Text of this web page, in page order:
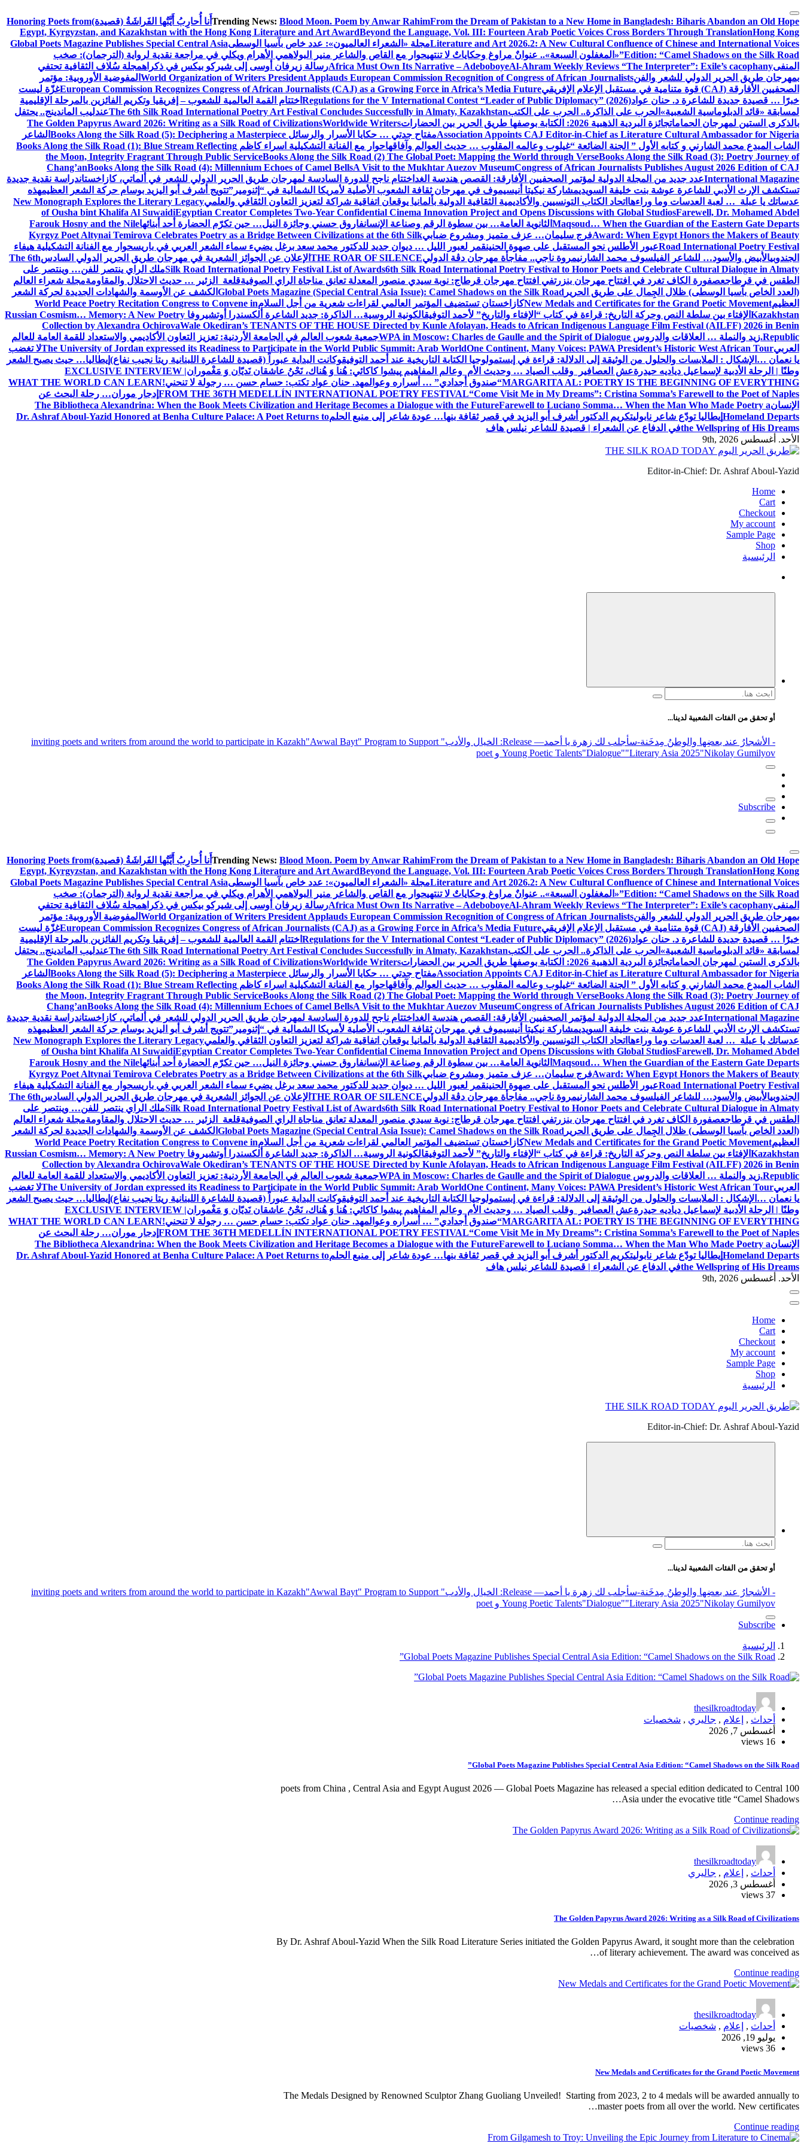
التجاوز
إلى
المحتوى
Trending News: Blood Moon. Poem by Anwar RahimFrom the Dream of Pakistan to a New Home in Bangladesh: Biharis Abandon an Old Hope أَنا أُحارِبُ أَيَّتُها الفَراشَةُ (قصيدة)Honoring Poets from
Egypt, Kyrgyzstan, and Kazakhstan with the Hong Kong Literature and Art AwardBeyond the Language, Vol. III: Fourteen Arab Poetic Voices Cross Borders Through TranslationHong Kong
Literature and Art 2026.2: A New Cultural Confluence of Chinese and International Voicesمجلة «الشعراء العالميون»: عدد خاص بآسيا الوسطىGlobal Poets Magazine Publishes Special Central Asia
Edition: “Camel Shadows on the Silk Road” «المغفلون السبعة».. عنوانٌ مراوغ وحكاياتٌ لا تنتهيحوار مع القاص والشاعر منير البولاهمي الأهرام ويكلي في مراجعة نقدية لرواية (الترجمان): صخب
المنفى
Africa Must Own Its Narrative – AdeboboyeAl-Ahram Weekly Reviews “The Interpreter”: Exile’s cacophany رسالة زيرفان أوسى إلى شيركو بيكس في ذكراهمجلة سُلاف الثقافية تحتفي
بمهرجان طريق الحرير الدولي للشعر والفنWorld Organization of Writers President Applauds European Commission Recognition of Congress of African Journalists المفوضية الأوروبية: مؤتمر
الصحفيين الأفارقة (CAJ) قوة متنامية في مستقبل الإعلام الإفريقي
European Commission Recognizes Congress of African Journalists (CAJ) as a Growing Force in Africa’s Media Futureغزّة ليست
خبرًا … قصيدة جديدة للشاعرة د. حنان عوادRegulations for the V International Contest “Leader of Public Diplomacy” (2026) اختتام القمة العالمية للشعوب – إفريقيا وتكريم الفائزين بالمرحلة الإقليمية
لمسابقة «قائد الدبلوماسية الشعبية» الحرب على الذاكرة.. الحرب على الكتبThe 6th Silk Road International Poetry Art Festival Concludes Successfully in Almaty, Kazakhstanعندليب الماندينج.. يحتفل
بالذكرى الستين لمهرجان الحماماتجائزة البردية الذهبية 2026: الكتابة بوصفها طريق الحرير بين الحضارات The Golden Papyrus Award 2026: Writing as a Silk Road of CivilizationsWorldwide Writers
Association Appoints CAJ Editor-in-Chief as Literature Cultural Ambassador for Nigeriaمفتاح جدتي … حكايا الأسرار والرسائل Books Along the Silk Road (5): Deciphering a Masterpiece الشاعر
الشاب المبدع محمد الشارني و كتابه الأول ” الجنة الضائعة “غيلوب وعالمه المقلوب … حديث العوالم وآفاقهاحوار مع الفنانة التشكيلية اسراء كاظم Books Along the Silk Road (1): Blue Stream Reflecting
the Moon, Integrity Fragrant Through Public ServiceBooks Along the Silk Road (2) The Global Poet: Mapping the World through VerseBooks Along the Silk Road (3): Poetry Journey of
Chang’anBooks Along the Silk Road (4): Millennium Echoes of Camel BellsA Visit to the Mukhtar Auezov MuseumCongress of African Journalists Publishes August 2026 Edition of CAJ
International Magazineعدد جديد من المجلة الدولية لمؤتمر الصحفيين الأفارقة: القصص هندسة الغد اختتام ناجح للدورة السادسة لمهرجان طريق الحرير الدولي للشعر في ألماتي، كازاخستاندراسة نقدية جديدة
تستكشف الإرث الأدبي للشاعرة عوشة بنت خليفة السويديمشاركة نيكيتا أنيسيموف في مهرجان ثقافة الشعوب الأصلية لأمريكا الشمالية في “إثنومير”تتويج أشرف أبو اليزيد بوسام حركة الشعر العظيمهذه
عدساتك يا عبلة … لعبة العدسات وما وراءها اتحاد الكتاب التونسيين والأكاديمية الثقافية الدولية بألمانيا يوقعان اتفاقية شراكة لتعزيز التعاون الثقافي والعلميNew Monograph Explores the Literary Legacy
of Ousha bint Khalifa Al SuwaidiEgyptian Creator Completes Two-Year Confidential Cinema Innovation Project and Opens Discussions with Global StudiosFarewell, Dr. Mohamed Abdel
Maqsoud… When the Guardian of the Eastern Gate Departs الثانوية العامة… بين سطوة الرقم وصناعة الإنسانفاروق حسني وجائزة النيل… حين تكرّم الحضارة أحد أبنائهاFarouk Hosny and the Nile
Award: When Egypt Honors the Makers of Beautyفرج سليمان… عزف متميز ومشروع ضبابيKyrgyz Poet Altynai Temirova Celebrates Poetry as a Bridge Between Civilizations at the 6th Silk
Road International Poetry Festivalعبور الأطلس نحو المستقبل على صهوة الحنينقمر لعبور الليل … ديوان جديد للدكتور محمد سعد برغل يضيء سماء الشعر العربي في باريسحوار مع الفنانة التشكيلية هيفاء
الجندوبيالأبيض والأسود… للشاعر الفيلسوف محمد الشارنيمروة ناجي.. مفاجأة مهرجان دڨة الدوليTHE ROAR OF SILENCE الإعلان عن الجوائز الشعرية في مهرجان طريق الحرير الدولي السادسThe 6th
Silk Road International Poetry Festival List of Awards6th Silk Road International Poetry Festival to Honor Poets and Celebrate Cultural Dialogue in Almaty
ملك الراي ينتصر للفن… وينتصر على
الطقس في قرطاجعصفورة الكاف تغرد في افتتاح مهرجان بنزرتفي افتتاح مهرجان قرطاج: نوبة سيدي منصور المعدلة تعانق مناجاة الراي الصوفيةقلعة الزئير … حديث الاحتلال والمقاومةمجلة شعراء العالم
(العدد الخاص بآسيا الوسطى) ظلال الجِمال على طريق الحرير Global Poets Magazine (Special Central Asia Issue): Camel Shadows on the Silk Road الكشف عن الأوسمة والشهادات الجديدة لحركة الشعر
العظيمNew Medals and Certificates for the Grand Poetic Movementكازاخستان تستضيف المؤتمر العالمي لقراءات شعرية من أجل السلامWorld Peace Poetry Recitation Congress to Convene in
Kazakhstan الإفتاء بين سلطة النص وحركة التاريخ: قراءة في كتاب “الإفتاء والتاريخ” لأحمد التوفيقالكونية الروسية… الذاكرة: جديد الشاعرة ألكسندرا أوتشيروفا Russian Cosmism… Memory: A New Poetry
Collection by Alexandra OchirovaWale Okediran’s TENANTS OF THE HOUSE Directed by Kunle Afolayan, Heads to African Indigenous Language Film Festival (AILFF) 2026 in Benin
Republic. زيد والنملة … العلاقات والدروس WPA in Moscow: Charles de Gaulle and the Spirit of Dialogueجمعية شعوب العالم في الجامعة الأردنية: تعزيز التعاون الأكاديمي والاستعداد للقمة العامة للعالم
العربي
The University of Jordan expressed its Readiness to Participate in the World Public Summit: Arab WorldOne Continent, Many Voices: PAWA President’s Historic West African Tour
لا تغضب
يا نعمان …الإشكال : الملابسات والحلول من الوثيقة إلى الدلالة: قراءة في إبستمولوجيا الكتابة التاريخية عند أحمد التوفيقوكانت البداية عبوراً (قصيدة للشاعرة اللبنانية ريتا نجيب نفاع) إيطاليا… حيث يصبح الشعر
وطنًا | الرحلة الأدبية لإسماعيل دياديه حيدرةعش العصافير وقلب الصياد … وحديث الأم وعالم المفاهيم پیشوا کاکائي: هُنا وَ هُناك، نَحْنُ عاشقان نَديّان وَ مَغْمورانEXCLUSIVE INTERVIEW |
MARGARITA AL: POETRY IS THE BEGINNING OF EVERYTHING“صندوق أجدادي” … أسراره وعوالمهد. حنان عواد تكتب: حسام حسن … رجولة لا تنحني!WHAT THE WORLD CAN LEARN
FROM THE 36TH MEDELLÍN INTERNATIONAL POETRY FESTIVAL“Come Visit Me in My Dreams”: Cristina Somma’s Farewell to the Poet of Naples
إدجار موران… رحلة البحث عن
الإنسان
The Bibliotheca Alexandrina: When the Book Meets Civilization and Heritage Becomes a Dialogue with the FutureFarewell to Luciano Somma… When the Man Who Made Poetry a
Homeland Departs إيطاليا تودّع شاعر نابوليتكريم الدكتور أشرف أبو اليزيد في قصر ثقافة بنها… عودة شاعر إلى منبع الحلمDr. Ashraf Aboul-Yazid Honored at Benha Culture Palace: A Poet Returns to
the Wellspring of His Dreamsفي الدفاع عن الشعراء | قصيدة للشاعر نيلس هاف
الأحد. أغسطس 9th, 2026
Editor-in-Chief: Dr. Ashraf Aboul-Yazid
Home
Cart
Checkout
My account
Sample Page
Shop
الرئيسية
البحث
أو تحقق من الفئات الشعبية لدينا...
- الأشجارُ عند بعضِها والوطنُ مِدخَنة-سأجلب لك زهرة يا أحمد— Release : الخيال والأدب" inviting poets and writers from around the world to participate in Kazakh
"Awwal Bayt" Program to Support
Young Poetic Talents"Dialogue""Literary Asia 2025"Nikolay Gumilyov و poet
Subscribe
Trending News: Blood Moon. Poem by Anwar RahimFrom the Dream of Pakistan to a New Home in Bangladesh: Biharis Abandon an Old Hope أَنا أُحارِبُ أَيَّتُها الفَراشَةُ (قصيدة)Honoring Poets from
Egypt, Kyrgyzstan, and Kazakhstan with the Hong Kong Literature and Art AwardBeyond the Language, Vol. III: Fourteen Arab Poetic Voices Cross Borders Through TranslationHong Kong
Literature and Art 2026.2: A New Cultural Confluence of Chinese and International Voicesمجلة «الشعراء العالميون»: عدد خاص بآسيا الوسطىGlobal Poets Magazine Publishes Special Central Asia
Edition: “Camel Shadows on the Silk Road” «المغفلون السبعة».. عنوانٌ مراوغ وحكاياتٌ لا تنتهيحوار مع القاص والشاعر منير البولاهمي الأهرام ويكلي في مراجعة نقدية لرواية (الترجمان): صخب
المنفى
Africa Must Own Its Narrative – AdeboboyeAl-Ahram Weekly Reviews “The Interpreter”: Exile’s cacophany رسالة زيرفان أوسى إلى شيركو بيكس في ذكراهمجلة سُلاف الثقافية تحتفي
بمهرجان طريق الحرير الدولي للشعر والفنWorld Organization of Writers President Applauds European Commission Recognition of Congress of African Journalists المفوضية الأوروبية: مؤتمر
الصحفيين الأفارقة (CAJ) قوة متنامية في مستقبل الإعلام الإفريقي
European Commission Recognizes Congress of African Journalists (CAJ) as a Growing Force in Africa’s Media Futureغزّة ليست
خبرًا … قصيدة جديدة للشاعرة د. حنان عوادRegulations for the V International Contest “Leader of Public Diplomacy” (2026) اختتام القمة العالمية للشعوب – إفريقيا وتكريم الفائزين بالمرحلة الإقليمية
لمسابقة «قائد الدبلوماسية الشعبية» الحرب على الذاكرة.. الحرب على الكتبThe 6th Silk Road International Poetry Art Festival Concludes Successfully in Almaty, Kazakhstanعندليب الماندينج.. يحتفل
بالذكرى الستين لمهرجان الحماماتجائزة البردية الذهبية 2026: الكتابة بوصفها طريق الحرير بين الحضارات The Golden Papyrus Award 2026: Writing as a Silk Road of CivilizationsWorldwide Writers
Association Appoints CAJ Editor-in-Chief as Literature Cultural Ambassador for Nigeriaمفتاح جدتي … حكايا الأسرار والرسائل Books Along the Silk Road (5): Deciphering a Masterpiece الشاعر
الشاب المبدع محمد الشارني و كتابه الأول ” الجنة الضائعة “غيلوب وعالمه المقلوب … حديث العوالم وآفاقهاحوار مع الفنانة التشكيلية اسراء كاظم Books Along the Silk Road (1): Blue Stream Reflecting
the Moon, Integrity Fragrant Through Public ServiceBooks Along the Silk Road (2) The Global Poet: Mapping the World through VerseBooks Along the Silk Road (3): Poetry Journey of
Chang’anBooks Along the Silk Road (4): Millennium Echoes of Camel BellsA Visit to the Mukhtar Auezov MuseumCongress of African Journalists Publishes August 2026 Edition of CAJ
International Magazineعدد جديد من المجلة الدولية لمؤتمر الصحفيين الأفارقة: القصص هندسة الغد اختتام ناجح للدورة السادسة لمهرجان طريق الحرير الدولي للشعر في ألماتي، كازاخستاندراسة نقدية جديدة
تستكشف الإرث الأدبي للشاعرة عوشة بنت خليفة السويديمشاركة نيكيتا أنيسيموف في مهرجان ثقافة الشعوب الأصلية لأمريكا الشمالية في “إثنومير”تتويج أشرف أبو اليزيد بوسام حركة الشعر العظيمهذه
عدساتك يا عبلة … لعبة العدسات وما وراءها اتحاد الكتاب التونسيين والأكاديمية الثقافية الدولية بألمانيا يوقعان اتفاقية شراكة لتعزيز التعاون الثقافي والعلميNew Monograph Explores the Literary Legacy
of Ousha bint Khalifa Al SuwaidiEgyptian Creator Completes Two-Year Confidential Cinema Innovation Project and Opens Discussions with Global StudiosFarewell, Dr. Mohamed Abdel
Maqsoud… When the Guardian of the Eastern Gate Departs الثانوية العامة… بين سطوة الرقم وصناعة الإنسانفاروق حسني وجائزة النيل… حين تكرّم الحضارة أحد أبنائهاFarouk Hosny and the Nile
Award: When Egypt Honors the Makers of Beautyفرج سليمان… عزف متميز ومشروع ضبابيKyrgyz Poet Altynai Temirova Celebrates Poetry as a Bridge Between Civilizations at the 6th Silk
Road International Poetry Festivalعبور الأطلس نحو المستقبل على صهوة الحنينقمر لعبور الليل … ديوان جديد للدكتور محمد سعد برغل يضيء سماء الشعر العربي في باريسحوار مع الفنانة التشكيلية هيفاء
الجندوبيالأبيض والأسود… للشاعر الفيلسوف محمد الشارنيمروة ناجي.. مفاجأة مهرجان دڨة الدوليTHE ROAR OF SILENCE الإعلان عن الجوائز الشعرية في مهرجان طريق الحرير الدولي السادسThe 6th
Silk Road International Poetry Festival List of Awards6th Silk Road International Poetry Festival to Honor Poets and Celebrate Cultural Dialogue in Almaty
ملك الراي ينتصر للفن… وينتصر على
الطقس في قرطاجعصفورة الكاف تغرد في افتتاح مهرجان بنزرتفي افتتاح مهرجان قرطاج: نوبة سيدي منصور المعدلة تعانق مناجاة الراي الصوفيةقلعة الزئير … حديث الاحتلال والمقاومةمجلة شعراء العالم
(العدد الخاص بآسيا الوسطى) ظلال الجِمال على طريق الحرير Global Poets Magazine (Special Central Asia Issue): Camel Shadows on the Silk Road الكشف عن الأوسمة والشهادات الجديدة لحركة الشعر
العظيمNew Medals and Certificates for the Grand Poetic Movementكازاخستان تستضيف المؤتمر العالمي لقراءات شعرية من أجل السلامWorld Peace Poetry Recitation Congress to Convene in
Kazakhstan الإفتاء بين سلطة النص وحركة التاريخ: قراءة في كتاب “الإفتاء والتاريخ” لأحمد التوفيقالكونية الروسية… الذاكرة: جديد الشاعرة ألكسندرا أوتشيروفا Russian Cosmism… Memory: A New Poetry
Collection by Alexandra OchirovaWale Okediran’s TENANTS OF THE HOUSE Directed by Kunle Afolayan, Heads to African Indigenous Language Film Festival (AILFF) 2026 in Benin
Republic. زيد والنملة … العلاقات والدروس WPA in Moscow: Charles de Gaulle and the Spirit of Dialogueجمعية شعوب العالم في الجامعة الأردنية: تعزيز التعاون الأكاديمي والاستعداد للقمة العامة للعالم
العربي
The University of Jordan expressed its Readiness to Participate in the World Public Summit: Arab WorldOne Continent, Many Voices: PAWA President’s Historic West African Tour
لا تغضب
يا نعمان …الإشكال : الملابسات والحلول من الوثيقة إلى الدلالة: قراءة في إبستمولوجيا الكتابة التاريخية عند أحمد التوفيقوكانت البداية عبوراً (قصيدة للشاعرة اللبنانية ريتا نجيب نفاع) إيطاليا… حيث يصبح الشعر
وطنًا | الرحلة الأدبية لإسماعيل دياديه حيدرةعش العصافير وقلب الصياد … وحديث الأم وعالم المفاهيم پیشوا کاکائي: هُنا وَ هُناك، نَحْنُ عاشقان نَديّان وَ مَغْمورانEXCLUSIVE INTERVIEW |
MARGARITA AL: POETRY IS THE BEGINNING OF EVERYTHING“صندوق أجدادي” … أسراره وعوالمهد. حنان عواد تكتب: حسام حسن … رجولة لا تنحني!WHAT THE WORLD CAN LEARN
FROM THE 36TH MEDELLÍN INTERNATIONAL POETRY FESTIVAL“Come Visit Me in My Dreams”: Cristina Somma’s Farewell to the Poet of Naples
إدجار موران… رحلة البحث عن
الإنسان
The Bibliotheca Alexandrina: When the Book Meets Civilization and Heritage Becomes a Dialogue with the FutureFarewell to Luciano Somma… When the Man Who Made Poetry a
Homeland Departs إيطاليا تودّع شاعر نابوليتكريم الدكتور أشرف أبو اليزيد في قصر ثقافة بنها… عودة شاعر إلى منبع الحلمDr. Ashraf Aboul-Yazid Honored at Benha Culture Palace: A Poet Returns to
the Wellspring of His Dreamsفي الدفاع عن الشعراء | قصيدة للشاعر نيلس هاف
الأحد. أغسطس 9th, 2026
Home
Cart
Checkout
My account
Sample Page
Shop
الرئيسية
Editor-in-Chief: Dr. Ashraf Aboul-Yazid
البحث
أو تحقق من الفئات الشعبية لدينا...
- الأشجارُ عند بعضِها والوطنُ مِدخَنة-سأجلب لك زهرة يا أحمد— Release : الخيال والأدب" inviting poets and writers from around the world to participate in Kazakh
"Awwal Bayt" Program to Support
Young Poetic Talents"Dialogue""Literary Asia 2025"Nikolay Gumilyov و poet
Subscribe
الرئيسية
Global Poets Magazine Publishes Special Central Asia Edition: “Camel Shadows on the Silk Road”
thesilkroadtoday
أحداث , إعلام , جاليري , شخصيات
أغسطس 7, 2026
16 views
Global Poets Magazine Publishes Special Central Asia Edition: “Camel Shadows on the Silk Road”
100 poets from China , Central Asia and Egypt August 2026 — Global Poets Magazine has released a special edition dedicated to Central
Asia under the evocative title “Camel Shadows…
Continue reading
thesilkroadtoday
أحداث , إعلام , جاليري
أغسطس 3, 2026
37 views
The Golden Papyrus Award 2026: Writing as a Silk Road of Civilizations
By Dr. Ashraf Aboul-Yazid When the Silk Road Literature Series initiated the Golden Papyrus Award, it sought more than the celebration
of literary achievement. The award was conceived as…
Continue reading
thesilkroadtoday
أحداث , إعلام , شخصيات
يوليو 19, 2026
36 views
New Medals and Certificates for the Grand Poetic Movement
The Medals Designed by Renowned Sculptor Zhang Guoliang Unveiled! Starting from 2023, 2 to 4 medals will be awarded annually to
master poets from all over the world. New certificates…
Continue reading